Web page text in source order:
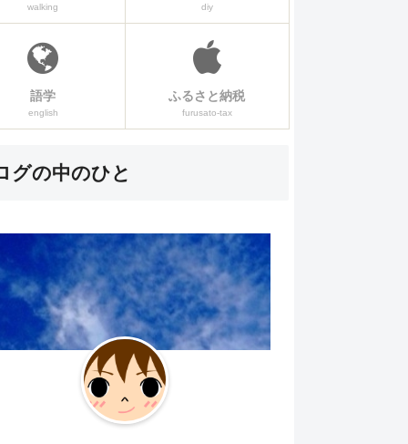
walking diy
語学
english
ふるさと納税
furusato-tax
グの中のひと